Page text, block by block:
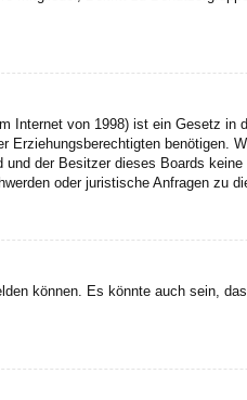
Internet von 1998) ist ein Gesetz
benötigen.
der Besitzer dieses Boards
oder juristische Anfragen zu
können. Es könnte auch sein,